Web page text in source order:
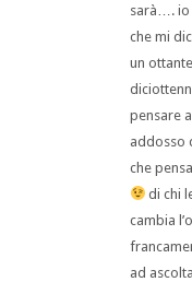
sarà…. io
che mi
un
pensare
addosso
che
di chi
cambia
ad